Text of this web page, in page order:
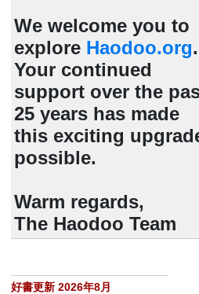
We welcome you to
explore Haodoo.org.
Your continued
support over the
25 years has made
this exciting
possible.
Warm regards,
The Haodoo Team
好書更新 2026年8月